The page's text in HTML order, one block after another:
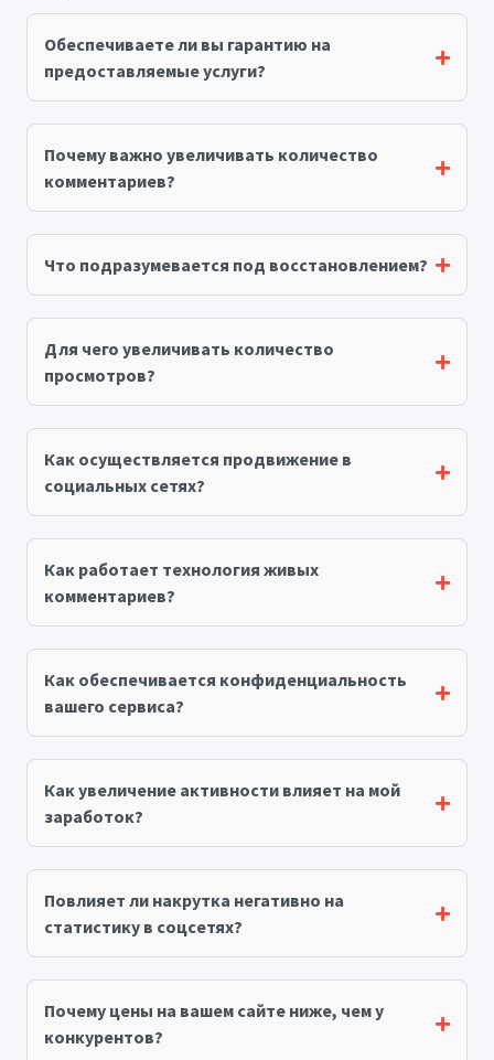
Обеспечиваете ли вы гарантию на
предоставляемые услуги?
Почему важно увеличивать количество
комментариев?
Что подразумевается под восстановлением?
Для чего увеличивать количество
просмотров?
Как осуществляется продвижение в
социальных сетях?
Как работает технология живых
комментариев?
Как обеспечивается конфиденциальность
вашего сервиса?
Как увеличение активности влияет на мой
заработок?
Повлияет ли накрутка негативно на
статистику в соцсетях?
Почему цены на вашем сайте ниже, чем у
конкурентов?